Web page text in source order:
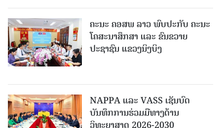
ຄະນະ ຄອສພ ລາວ ພົບປະກັບ ຄະນະ
ໂຄສະນາສຶກສາ ແລະ ຂົນຂວາຍ
ປະຊາຊົນ ແຂວງນິງບິງ
NAPPA ແລະ VASS ເຊັນບົດ
ບັນທຶກການຮ່ວມມືທາງດ້ານ
ວິທະຍາສາດ 2026-2030